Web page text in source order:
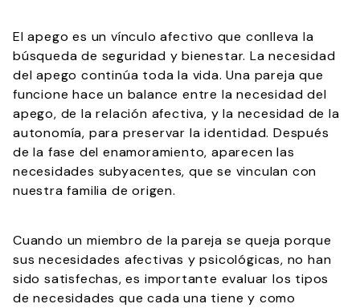
El apego es un vínculo afectivo que conlleva la
búsqueda de seguridad y bienestar. La necesidad
del apego continúa toda la vida. Una pareja que
funcione hace un balance entre la necesidad del
apego, de la relación afectiva, y la necesidad de la
autonomía, para preservar la identidad. Después
de la fase del enamoramiento, aparecen las
necesidades subyacentes, que se vinculan con
nuestra familia de origen.
Cuando un miembro de la pareja se queja porque
sus necesidades afectivas y psicológicas, no han
sido satisfechas, es importante evaluar los tipos
de necesidades que cada una tiene y como